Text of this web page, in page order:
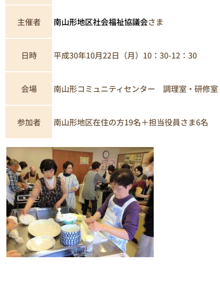
主催者 南山形地区社会福祉協議会さま
日時 平成30年10月22日（月）10：30-12：30
会場 南山形コミュニティセンター 調理室・研修室
参加者 南山形地区在住の方19名＋担当役員さま6名